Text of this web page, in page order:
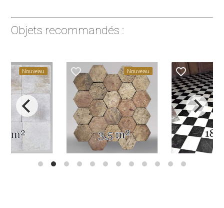
Objets recommandés :
Nouveau favorite_border Nouveau favorite_border